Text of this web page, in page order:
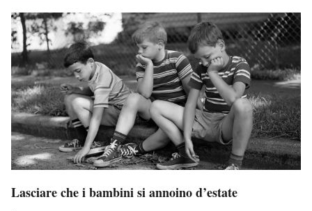
Lasciare che i bambini si annoino d’estate